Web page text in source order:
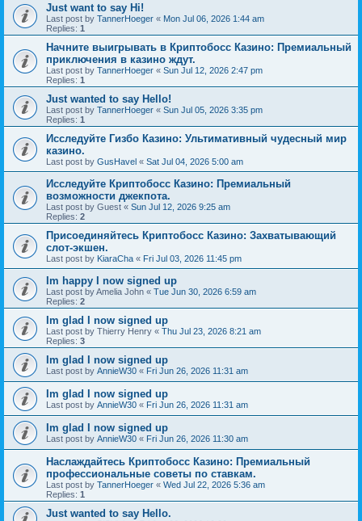
Just want to say Hi!
Last post by TannerHoeger « Mon Jul 06, 2026 1:44 am
Replies: 1
Начните выигрывать в Криптобосс Казино: Премиальный
приключения в казино ждут.
Last post by TannerHoeger « Sun Jul 12, 2026 2:47 pm
Replies: 1
Just wanted to say Hello!
Last post by TannerHoeger « Sun Jul 05, 2026 3:35 pm
Replies: 1
Исследуйте Гизбо Казино: Ультимативный чудесный мир
казино.
Last post by GusHavel « Sat Jul 04, 2026 5:00 am
Исследуйте Криптобосс Казино: Премиальный
возможности джекпота.
Last post by Guest « Sun Jul 12, 2026 9:25 am
Replies: 2
Присоединяйтесь Криптобосс Казино: Захватывающий
слот-экшен.
Last post by KiaraCha « Fri Jul 03, 2026 11:45 pm
Im happy I now signed up
Last post byAmelia John « Tue Jun 30, 2026 6:59 am
Replies: 2
Im glad I now signed up
Last post by Thierry Henry « Thu Jul 23, 2026 8:21 am
Replies: 3
Im glad I now signed up
Last post by AnnieW30 « Fri Jun 26, 2026 11:31 am
Im glad I now signed up
Last post by AnnieW30 « Fri Jun 26, 2026 11:31 am
Im glad I now signed up
Last post by AnnieW30 « Fri Jun 26, 2026 11:30 am
Наслаждайтесь Криптобосс Казино: Премиальный
профессиональные советы по ставкам.
Last post by TannerHoeger « Wed Jul 22, 2026 5:36 am
Replies: 1
Just wanted to say Hello.